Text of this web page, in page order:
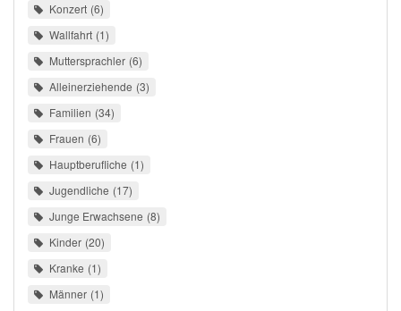
Konzert 6
Wallfahrt 1
Muttersprachler 6
Alleinerziehende 3
Familien 34
Frauen 6
Hauptberufliche 1
Jugendliche 17
Junge Erwachsene 8
Kinder 20
Kranke 1
Männer 1